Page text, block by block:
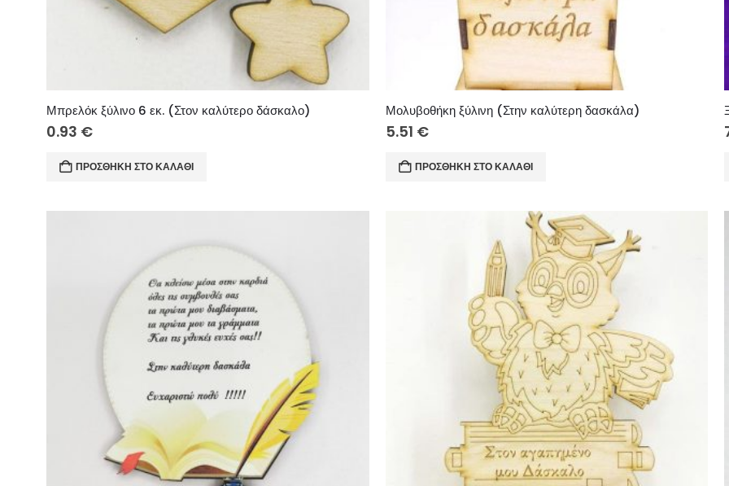
Μπρελόκ ξύλινο 6 εκ. (Στον καλύτερο δάσκαλο)
0.93 €
ΠΡΟΣΘΉΚΗ ΣΤΟ ΚΑΛΆΘΙ
Μολυβοθήκη ξύλινη (Στην καλύτερη δασκάλα)
5.51 €
ΠΡΟΣΘΉΚΗ ΣΤΟ ΚΑΛΆΘΙ